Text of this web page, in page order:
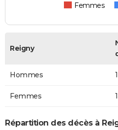
Femmes
Reigny
Hommes
Femmes
Répartition des décès à